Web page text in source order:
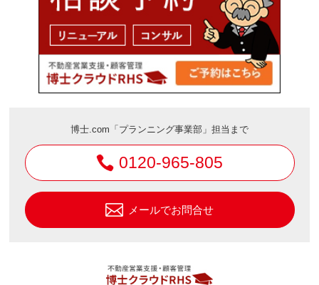
博士.com「プランニング事業部」担当まで
0120-965-805
メールでお問合せ